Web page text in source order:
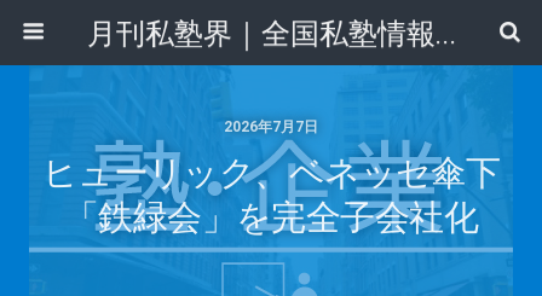
月刊私塾界｜全国私塾情報センター
2026年7月7日
ヒューリック、ベネッセ傘下
「鉄緑会」を完全子会社化